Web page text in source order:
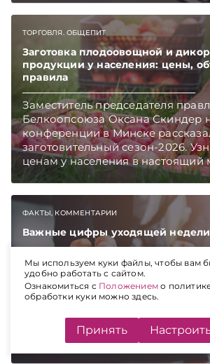
ТОРГОВЛЯ. ОБЩЕПИТ
Заготовка плодоовощной и
продукции у населения: цены,
правила
Заместитель председателя
Белкоопсоюза Оксана Скиндер
конференции в Минске
заготовительный сезон-2026.
ценам у населения в настоящий
закупают продукцию, сколько
как изменились правила игры в
Подписывайтесь на
Главное об экономике Беларуси
чем в новостях TelegramViber
ФАКТЫ, КОММЕНТАРИИ
Важные цифры уходящей недели
Обзор ключевых событий в
Беларуси: внешнеторговый
экспорт стройматериалов,
Индустриальный парк «Великий
поставки мясной продукции в
БУТБ, поддержка малого и
страховые выплаты, закупки
рост продаж новых
Мы используем куки файлы, чтобы вам
удобно работать с сайтом.
Ознакомиться с Положением о
обработки куки можно здесь.
Принять